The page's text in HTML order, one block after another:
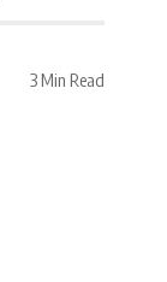
3 Min Read